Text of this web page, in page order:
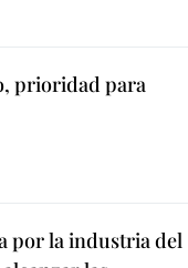
prioridad para
por la industria del